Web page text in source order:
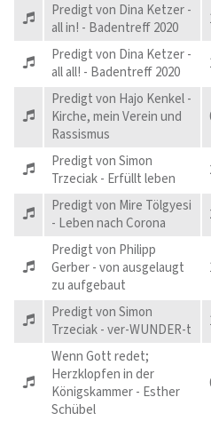
Predigt von Dina Ketzer -
all in! - Badentreff 2020
Predigt von Dina Ketzer -
all all! - Badentreff 2020
Predigt von Hajo Kenkel -
Kirche, mein Verein und
Rassismus
Predigt von Simon
Trzeciak - Erfüllt leben
Predigt von Mire Tölgyesi
- Leben nach Corona
Predigt von Philipp
Gerber - von ausgelaugt
zu aufgebaut
Predigt von Simon
Trzeciak - ver-WUNDER-t
Wenn Gott redet;
Herzklopfen in der
Königskammer - Esther
Schübel